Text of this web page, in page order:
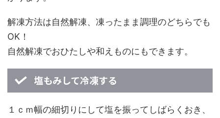
解凍方法は自然解凍、凍ったまま調理のどちらでも
OK！
自然解凍でおひたしや和えものにもできます。
塩もみして冷凍する
１ｃｍ幅の細切りにして塩を振ってしばらくおき、